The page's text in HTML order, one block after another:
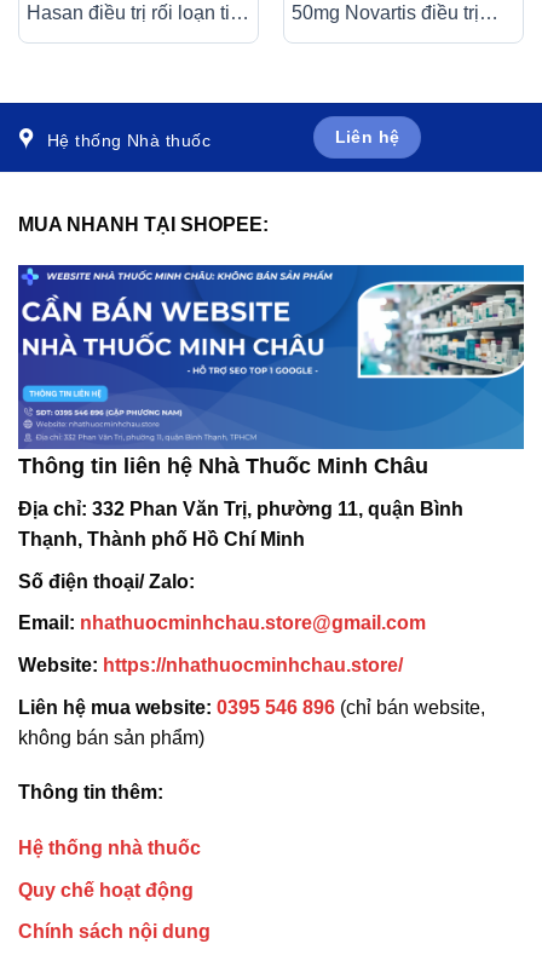
Hasan điều trị rối loạn tiết
50mg Novartis điều trị
Hệ thống Nhà thuốc Liên hệ
MUA NHANH TẠI SHOPEE:
Thông tin liên hệ Nhà Thuốc Minh Châu
Địa chỉ: 332 Phan Văn Trị, phường 11, quận Bình
Thạnh, Thành phố Hồ Chí Minh
Số điện thoại/ Zalo:
Email: nhathuocminhchau.store@gmail.com
Website: https://nhathuocminhchau.store/
Liên hệ mua website: 0395 546 896 (chỉ bán website,
không bán sản phẩm)
Thông tin thêm:
Hệ thống nhà thuốc
Quy chế hoạt động
Chính sách nội dung